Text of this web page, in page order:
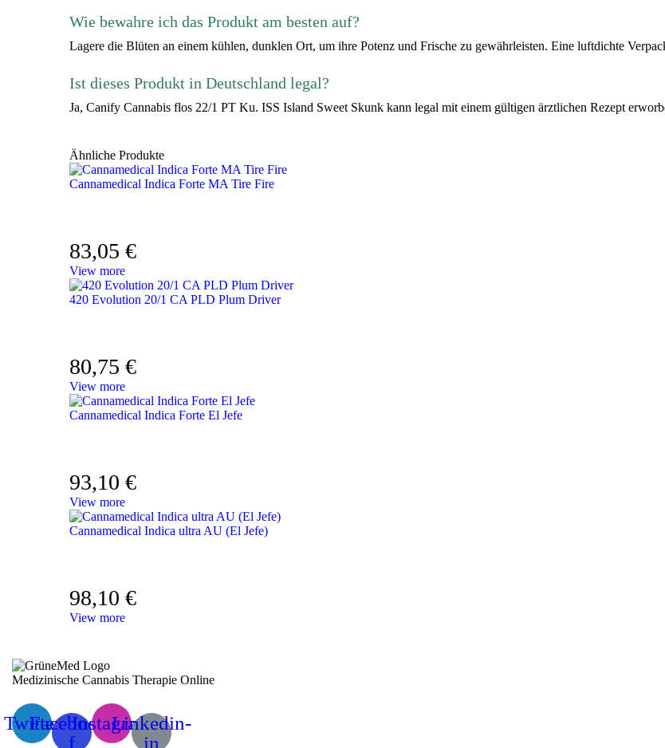
Wie bewahre ich das Produkt am besten auf?
Lagere die Blüten an einem kühlen, dunklen Ort, um ihre Potenz und Frische zu gewährleisten. Eine luftdichte
Ist dieses Produkt in Deutschland legal?
Ja, Canify Cannabis flos 22/1 PT Ku. ISS Island Sweet Skunk kann legal mit einem gültigen ärztlichen Rezept
Ähnliche Produkte
Cannamedical Indica Forte MA Tire Fire
83,05 €
View more
420 Evolution 20/1 CA PLD Plum Driver
80,75 €
View more
Cannamedical Indica Forte El Jefe
93,10 €
View more
Cannamedical Indica ultra AU (El Jefe)
98,10 €
View more
Medizinische Cannabis Therapie Online
Twitter
Facebook-
f
InstagramLinkedin-
in